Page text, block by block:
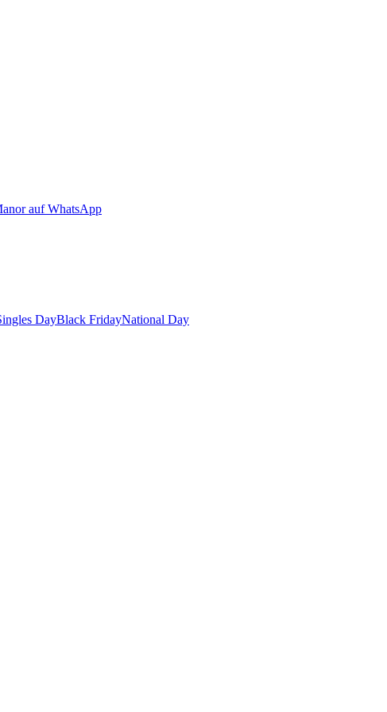
auf WhatsApp
DayBlack FridayNational Day